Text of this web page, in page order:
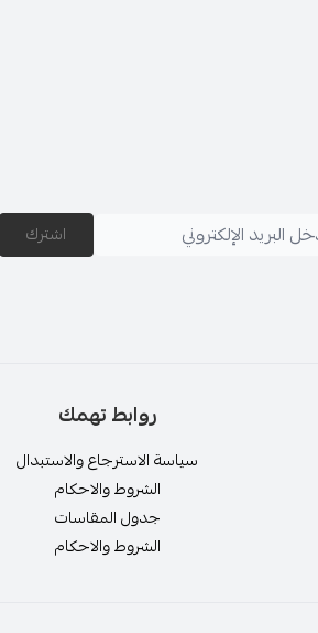
اشترك
روابط تهمك
سياسة الاسترجاع والاستبدال
الشروط والاحكام
جدول المقاسات
الشروط والاحكام